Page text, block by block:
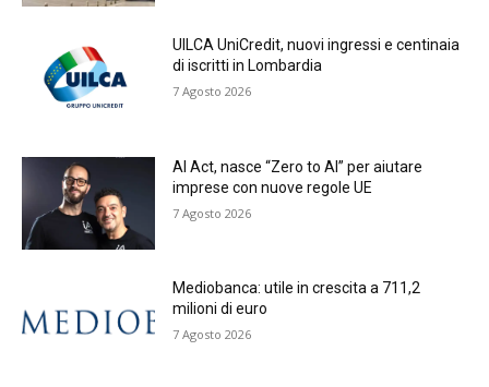
UILCA UniCredit, nuovi ingressi e centinaia
di iscritti in Lombardia
7 Agosto 2026
AI Act, nasce “Zero to AI” per aiutare
imprese con nuove regole UE
7 Agosto 2026
Mediobanca: utile in crescita a 711,2
milioni di euro
7 Agosto 2026